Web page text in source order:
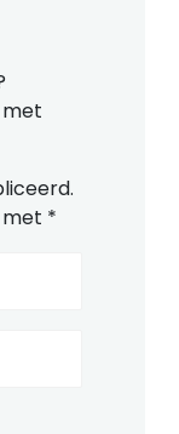
met
*